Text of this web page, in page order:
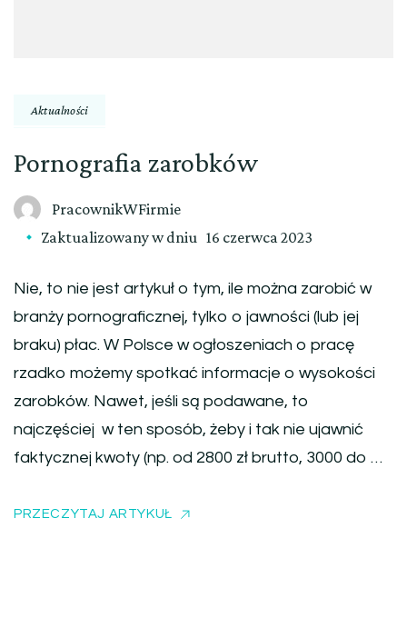
Aktualności
Pornografia zarobków
PracownikWFirmie
Zaktualizowany w dniu 16 czerwca 2023
Nie, to nie jest artykuł o tym, ile można zarobić w
branży pornograficznej, tylko o jawności (lub jej
braku) płac. W Polsce w ogłoszeniach o pracę
rzadko możemy spotkać informacje o wysokości
zarobków. Nawet, jeśli są podawane, to
najczęściej w ten sposób, żeby i tak nie ujawnić
faktycznej kwoty (np. od 2800 zł brutto, 3000 do …
PRZECZYTAJ ARTYKUŁ